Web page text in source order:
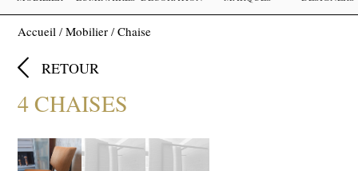
Accueil /Mobilier /Chaise
 RETOUR
4 CHAISES